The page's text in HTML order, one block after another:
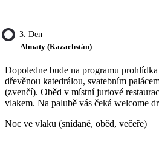
3. Den
Almaty (Kazachstán)
Dopoledne bude na programu
dřevěnou katedrálou, svatebním
(zvenčí). Oběd v místní jurtové
vlakem. Na palubě vás čeká welcome
Noc ve vlaku (snídaně, oběd, večeře)